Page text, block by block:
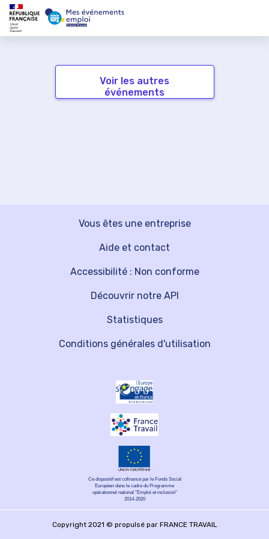
Voir les autres
événements
Vous êtes une entreprise
Découvrir notre API
Aide et contact
Statistiques
Accessibilité : Non conforme
Conditions générales d'utilisation
Ce dispositif est cofinancé par le Fonds Social
Européen dans le cadre du Programme
opérationnel national "Emploi et inclusion"
2014-2020
Copyright 2021 © propulsé par FRANCE TRAVAIL